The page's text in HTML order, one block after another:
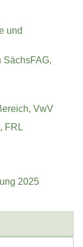
und
VwV
FRL
2025